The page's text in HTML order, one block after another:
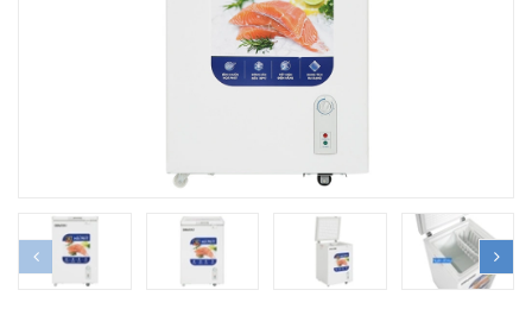
prev